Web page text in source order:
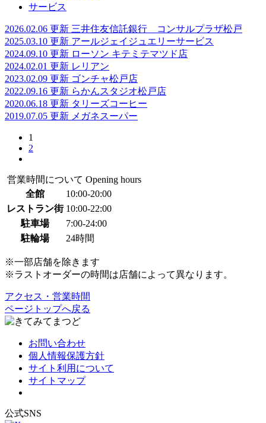
サービス
2026.02.06 更新 三井住友信託銀行 コンサルプラザ松戸
2025.03.10 更新 アールジェイジュエリーサービス
2024.09.10 更新 ローソン キテミテマツド店
2024.02.01 更新 レリアン
2023.02.09 更新 ゴンチャ松戸店
2022.09.16 更新 らかんスタジオ松戸店
2020.06.18 更新 タリーズコーヒー
2019.07.05 更新 メガネスーパー
1
2
営業時間について Opening hours
全館
10:00-20:00
レストラン街 10:00-22:00
駐車場
7:00-24:00
駐輪場
24時間
※一部店舗を除きます
※ラストオーダーの時間は店舗によって異なります。
アクセス・営業時間
ページトップへ戻る
お問い合わせ
個人情報保護方針
サイト利用について
サイトマップ
公式SNS